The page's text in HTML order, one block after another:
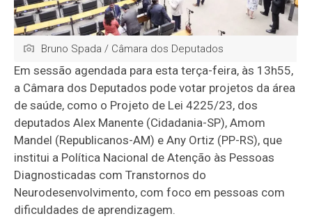
Bruno Spada / Câmara dos Deputados
Em sessão agendada para esta terça-feira, às 13h55,
a Câmara dos Deputados pode votar projetos da área
de saúde, como o Projeto de Lei 4225/23, dos
deputados Alex Manente (Cidadania-SP), Amom
Mandel (Republicanos-AM) e Any Ortiz (PP-RS), que
institui a Política Nacional de Atenção às Pessoas
Diagnosticadas com Transtornos do
Neurodesenvolvimento, com foco em pessoas com
dificuldades de aprendizagem.